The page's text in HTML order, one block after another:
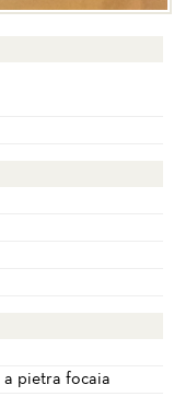
pietra focaia